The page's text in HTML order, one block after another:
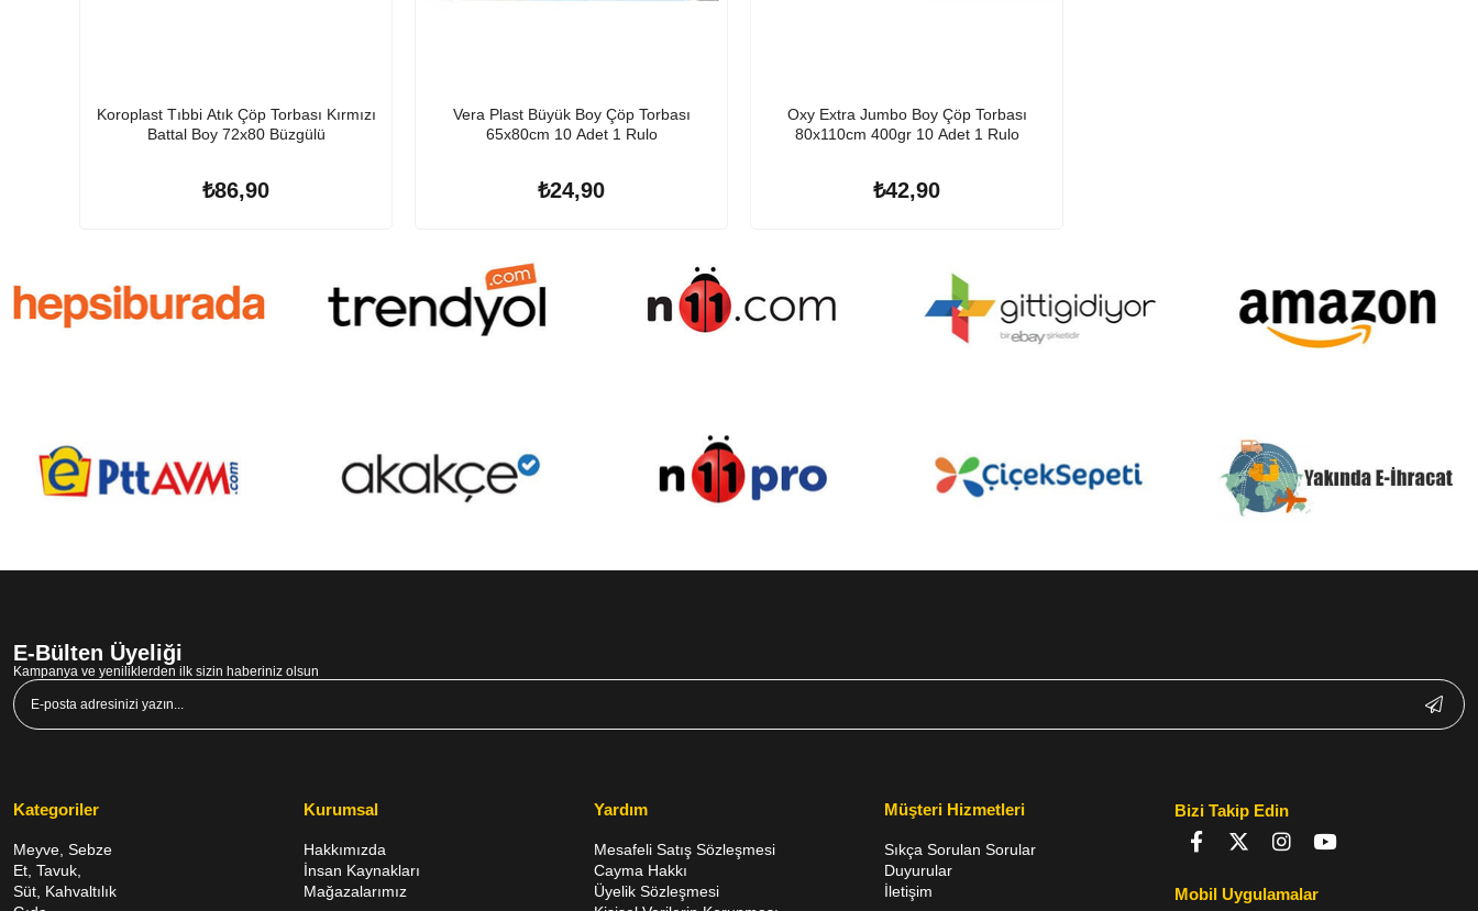
Koroplast Tıbbi Atık Çöp Torbası Kırmızı
Battal Boy 72x80 Büzgülü
₺86,90
Vera Plast Büyük Boy Çöp Torbası
65x80cm 10 Adet 1 Rulo
₺24,90
Oxy Extra Jumbo Boy Çöp Torbası
80x110cm 400gr 10 Adet 1 Rulo
₺42,90
E-Bülten Üyeliği
Kampanya ve yeniliklerden ilk sizin haberiniz olsun
Kategoriler
Meyve, Sebze
Et, Tavuk,
Süt, Kahvaltılık
Kurumsal
Hakkımızda
İnsan Kaynakları
Mağazalarımız
Yardım
Mesafeli Satış Sözleşmesi
Cayma Hakkı
Üyelik Sözleşmesi
Müşteri Hizmetleri
Sıkça Sorulan Sorular
Duyurular
İletişim
Bizi Takip Edin
Mobil Uygulamalar